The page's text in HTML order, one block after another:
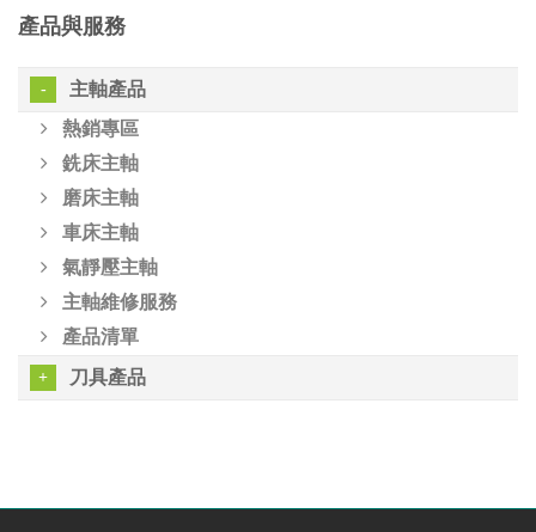
產品與服務
主軸產品
熱銷專區
銑床主軸
磨床主軸
車床主軸
氣靜壓主軸
主軸維修服務
產品清單
刀具產品